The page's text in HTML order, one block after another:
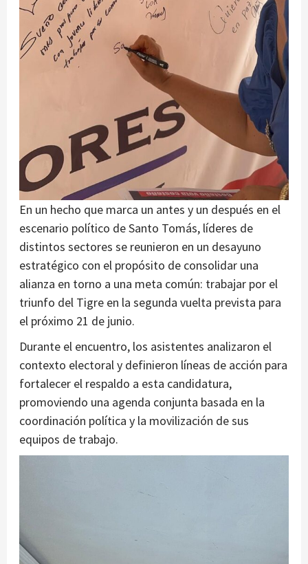
En un hecho que marca un antes y un después en el
escenario político de Santo Tomás, líderes de
distintos sectores se reunieron en un desayuno
estratégico con el propósito de consolidar una
alianza en torno a una meta común: trabajar por el
triunfo del Tigre en la segunda vuelta prevista para
el próximo 21 de junio.
Durante el encuentro, los asistentes analizaron el
contexto electoral y definieron líneas de acción para
fortalecer el respaldo a esta candidatura,
promoviendo una agenda conjunta basada en la
coordinación política y la movilización de sus
equipos de trabajo.